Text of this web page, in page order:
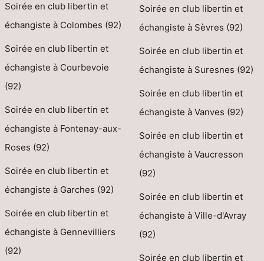
Soirée en club libertin et
échangiste à Colombes (92)
Soirée en club libertin et
échangiste à Courbevoie
(92)
Soirée en club libertin et
échangiste à Fontenay-aux-
Roses (92)
Soirée en club libertin et
échangiste à Garches (92)
Soirée en club libertin et
échangiste à Gennevilliers
(92)
Soirée en club libertin et
échangiste à Sèvres (92)
Soirée en club libertin et
échangiste à Suresnes (92)
Soirée en club libertin et
échangiste à Vanves (92)
Soirée en club libertin et
échangiste à Vaucresson
(92)
Soirée en club libertin et
échangiste à Ville-d'Avray
(92)
Soirée en club libertin et